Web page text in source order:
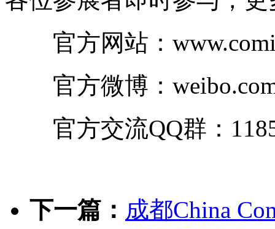
官方网站：
官方微博：
官方交流QQ群：
下一篇： 成都China